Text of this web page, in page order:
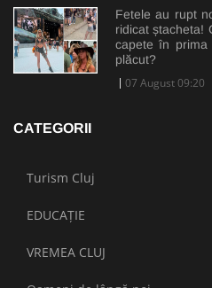
Fetele au rupt
ridicat ștacheta!
capete în prima
plăcut?
07 August 09:20
CATEGORII
Turism Cluj
EDUCAȚIE
VREMEA CLUJ